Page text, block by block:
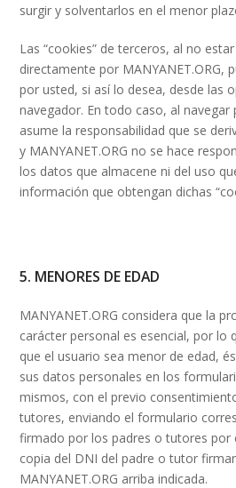
surgir y solventarlos en el menor
Las “cookies” de terceros, al no
directamente por MANYANET.ORG,
por usted, si así lo desea, desde las
navegador. En todo caso, al
asume la responsabilidad que se
y MANYANET.ORG no se hace
los datos que almacene ni del uso
información que obtengan dichas
5. MENORES DE EDAD
MANYANET.ORG considera que la
carácter personal es esencial, por lo
que el usuario sea menor de edad,
sus datos personales en los
mismos, con el previo
tutores, enviando el formulario
firmado por los padres o tutores por
copia del DNI del padre o tutor
MANYANET.ORG arriba indicada.